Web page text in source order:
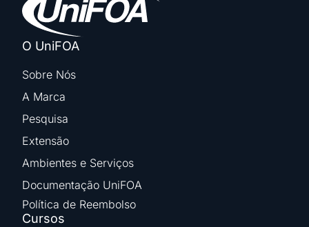
O UniFOA
Sobre Nós
A Marca
Pesquisa
Extensão
Ambientes e Serviços
Documentação UniFOA
Política de Reembolso
Cursos